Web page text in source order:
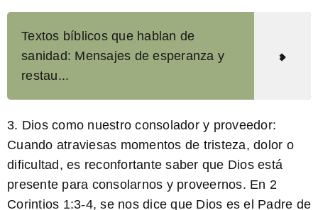
Textos bíblicos que hablan de
sanidad: Mensajes de esperanza y
restau...
3. Dios como nuestro consolador y proveedor:
Cuando atraviesas momentos de tristeza, dolor o
dificultad, es reconfortante saber que Dios está
presente para consolarnos y proveernos. En 2
Corintios 1:3-4, se nos dice que Dios es el Padre de